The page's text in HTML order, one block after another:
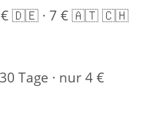
€ 🇩🇪 · 7 € 🇦🇹 🇨🇭
Tage · nur 4 €